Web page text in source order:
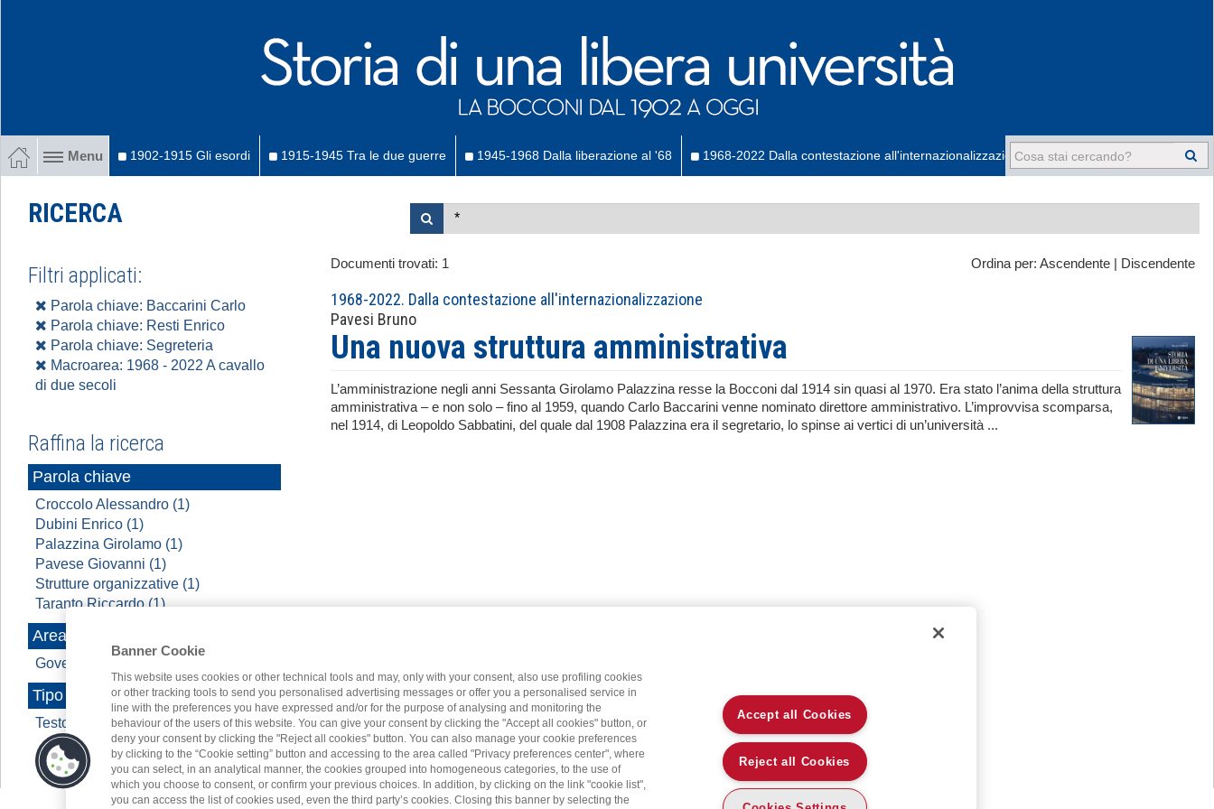
Menu 1902-1915 Gli esordi 1915-1945 Tra le due guerre 1945-1968 Dalla liberazione al '68 1968-2022 Dalla contestazione all'internazionalizzazione -
RICERCA
Ordina per: Ascendente Discendente
Documenti trovati: 1
1968-2022. Dalla contestazione all'internazionalizzazione
Pavesi Bruno
Una nuova struttura amministrativa
L’amministrazione negli anni Sessanta Girolamo Palazzina resse la Bocconi dal 1914 sin quasi al 1970. Era stato l’anima della struttura
amministrativa – e non solo – fino al 1959, quando Carlo Baccarini venne nominato direttore amministrativo. L’improvvisa scomparsa,
nel 1914, di Leopoldo Sabbatini, del quale dal 1908 Palazzina era il segretario, lo spinse ai vertici di un’università ...
Filtri applicati:
Parola chiave: Baccarini Carlo
Parola chiave: Resti Enrico
Parola chiave: Segreteria
Macroarea: 1968 - 2022 A cavallo
di due secoli
Raffina la ricerca
Parola chiave
Croccolo Alessandro (1)
Dubini Enrico (1)
Palazzina Girolamo (1)
Pavese Giovanni (1)
Strutture organizzative (1)
Taranto Riccardo (1)
Area di conoscenza
Governance (1)
Tipo contenuto
Testo (1)
Banner Cookie
This website uses cookies or other technical tools and may, only with your consent, also use profiling cookies
or other tracking tools to send you personalised advertising messages or offer you a personalised service in
line with the preferences you have expressed and/or for the purpose of analysing and monitoring the
behaviour of the users of this website. You can give your consent by clicking the "Accept all cookies" button, or
deny your consent by clicking the "Reject all cookies" button. You can also manage your cookie preferences
by clicking to the “Cookie setting” button and accessing to the area called "Privacy preferences center", where
you can select, in an analytical manner, the cookies grouped into homogeneous categories, to the use of
which you choose to consent, or confirm your previous choices. In addition, by clicking on the link "cookie list",
you can access the list of cookies used, even the third party’s cookies. Closing this banner by selecting the
Accept all Cookies
Reject all Cookies